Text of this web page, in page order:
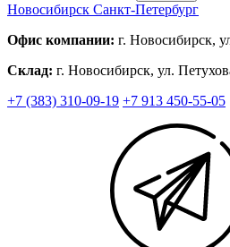
Новосибирск Санкт-Петербург
Офис компании: г. Новосибирск,
Склад: г. Новосибирск, ул.
+7 (383) 310-09-19 +7 913 450-55-05